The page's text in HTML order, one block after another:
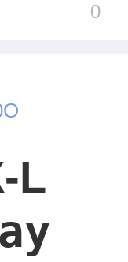
0
L